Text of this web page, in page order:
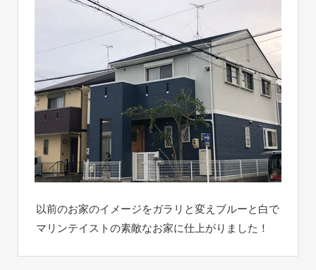
以前のお家のイメージをガラリと変えブルーと白で
マリンテイストの素敵なお家に仕上がりました！